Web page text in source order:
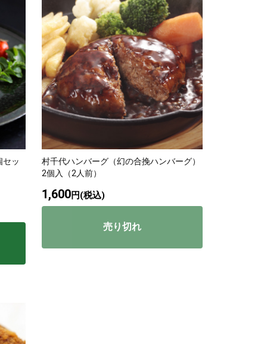
セッ
村千代ハンバーグ（幻の合挽ハンバーグ）
2個入（2人前）
1,600円(税込)
売り切れ